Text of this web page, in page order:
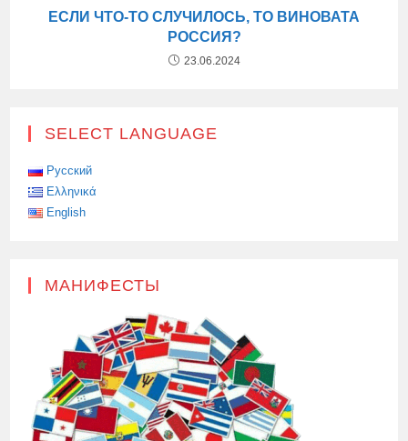
ЕСЛИ ЧТО-ТО СЛУЧИЛОСЬ, ТО ВИНОВАТА
РОССИЯ?
23.06.2024
SELECT LANGUAGE
Русский
Ελληνικά
English
МАНИФЕСТЫ